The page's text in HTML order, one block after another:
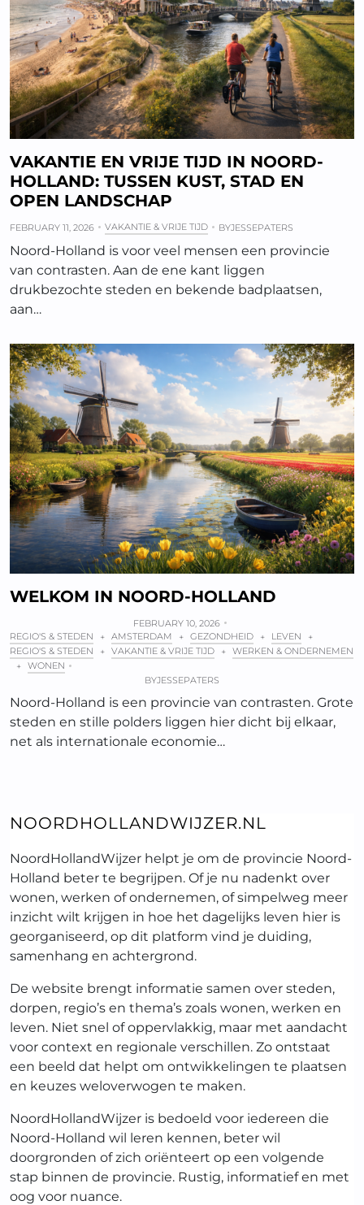
VAKANTIE EN VRIJE TIJD IN NOORD-
HOLLAND: TUSSEN KUST, STAD EN
OPEN LANDSCHAP
FEBRUARY 11, 2026 VAKANTIE & VRIJE TIJD BYJESSEPATERS
Noord-Holland is voor veel mensen een provincie
van contrasten. Aan de ene kant liggen
drukbezochte steden en bekende badplaatsen,
aan…
WELKOM IN NOORD-HOLLAND
FEBRUARY 10, 2026
REGIO'S & STEDEN
+ AMSTERDAM + GEZONDHEID + LEVEN
+
REGIO'S & STEDEN
+ VAKANTIE & VRIJE TIJD + WERKEN & ONDERNEMEN
+ WONEN
BYJESSEPATERS
Noord-Holland is een provincie van contrasten. Grote
steden en stille polders liggen hier dicht bij elkaar,
net als internationale economie…
NOORDHOLLANDWIJZER.NL
NoordHollandWijzer helpt je om de provincie Noord-
Holland beter te begrijpen. Of je nu nadenkt over
wonen, werken of ondernemen, of simpelweg meer
inzicht wilt krijgen in hoe het dagelijks leven hier is
georganiseerd, op dit platform vind je duiding,
samenhang en achtergrond.
De website brengt informatie samen over steden,
dorpen, regio’s en thema’s zoals wonen, werken en
leven. Niet snel of oppervlakkig, maar met aandacht
voor context en regionale verschillen. Zo ontstaat
een beeld dat helpt om ontwikkelingen te plaatsen
en keuzes weloverwogen te maken.
NoordHollandWijzer is bedoeld voor iedereen die
Noord-Holland wil leren kennen, beter wil
doorgronden of zich oriënteert op een volgende
stap binnen de provincie. Rustig, informatief en met
oog voor nuance.